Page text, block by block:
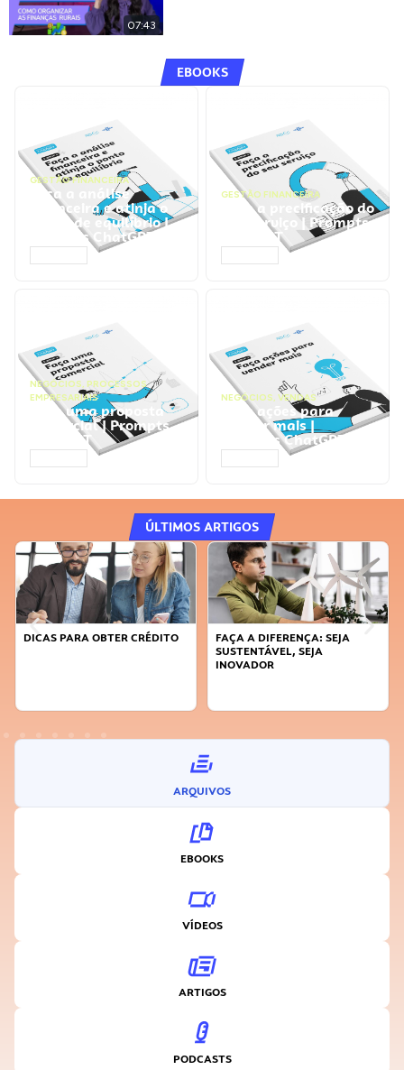
07:43
EBOOKS
GESTÃO FINANCEIRA
Faça a análise
financeira e atinja o
ponto de equilíbrio |
Prompts ChatGPT
GESTÃO FINANCEIRA
Faça a precificação do
seu serviço | Prompts
ChatGPT
NEGÓCIOS, PROCESSOS
EMPRESARIAIS
Faça uma proposta
comercial | Prompts
ChatGPT
NEGÓCIOS, VENDAS
Faça ações para
vender mais |
Prompts ChatGPT
ÚLTIMOS ARTIGOS
DICAS PARA OBTER CRÉDITO
FAÇA A DIFERENÇA: SEJA
SUSTENTÁVEL, SEJA
INOVADOR
ARQUIVOS
EBOOKS
VÍDEOS
ARTIGOS
PODCASTS